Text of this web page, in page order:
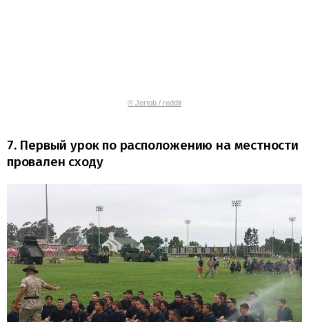
© Jertob / reddit
7. Первый урок по расположению на местности
провален сходу